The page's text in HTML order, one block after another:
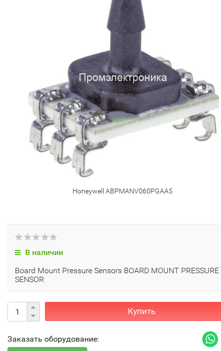
Honeywell ABPMANV060PGAA5
В наличии
Board Mount Pressure Sensors BOARD MOUNT PRESSURE
SENSOR
Купить
Заказать оборудование: